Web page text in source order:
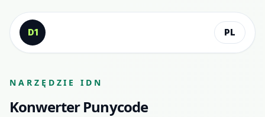
Przejdź do treści
D1
PL
NARZĘDZIE IDN
Konwerter Punycode